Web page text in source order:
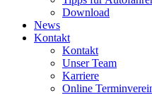
Download
News
Kontakt
Kontakt
Unser Team
Karriere
Online